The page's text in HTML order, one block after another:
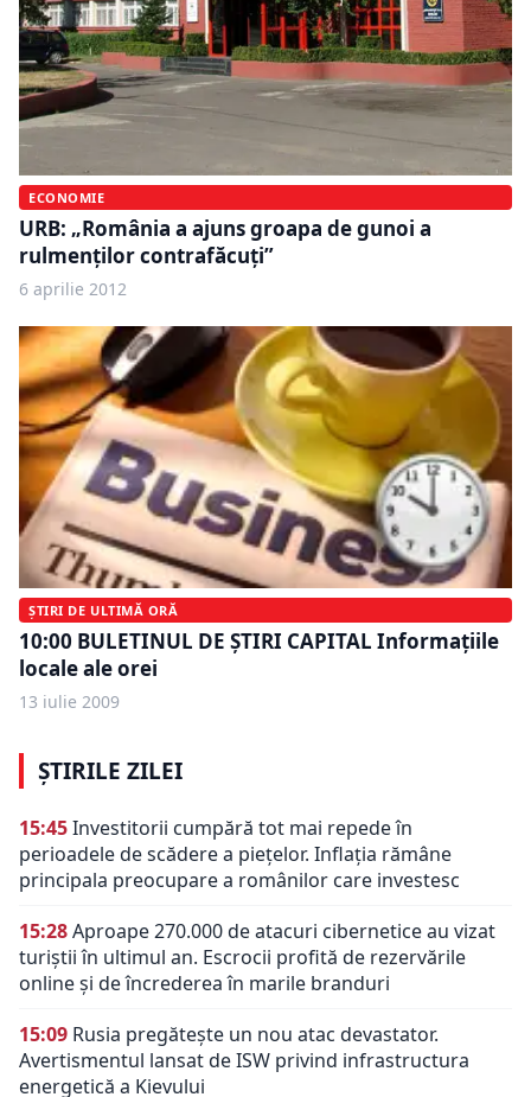
ECONOMIE
URB: „România a ajuns groapa de gunoi a
rulmenţilor contrafăcuţi”
6 aprilie 2012
ȘTIRI DE ULTIMĂ ORĂ
10:00 BULETINUL DE ŞTIRI CAPITAL Informaţiile
locale ale orei
13 iulie 2009
ȘTIRILE ZILEI
15:45Investitorii cumpără tot mai repede în
perioadele de scădere a piețelor. Inflația rămâne
principala preocupare a românilor care investesc
15:28Aproape 270.000 de atacuri cibernetice au vizat
turiștii în ultimul an. Escrocii profită de rezervările
online și de încrederea în marile branduri
15:09 Rusia pregătește un nou atac devastator.
Avertismentul lansat de ISW privind infrastructura
energetică a Kievului